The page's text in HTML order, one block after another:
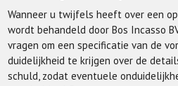
Wanneer u twijfels heeft over een
wordt behandeld door Bos Incasso
vragen om een specificatie van de
duidelijkheid te krijgen over de
schuld, zodat eventuele